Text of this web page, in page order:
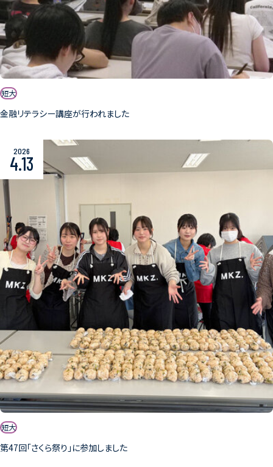
短大
金融リテラシー講座が行われました
2026
4.13
短大
第47回「さくら祭り」に参加しました